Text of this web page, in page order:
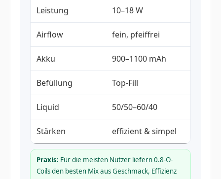
Leistung 10–18 W
Airflow fein, pfeiffrei
Akku 900–1100 mAh
Befüllung Top-Fill
Liquid 50/50–60/40
Stärken effizient & simpel
Praxis: Für die meisten Nutzer liefern 0.8-Ω-
Coils den besten Mix aus Geschmack, Effizienz